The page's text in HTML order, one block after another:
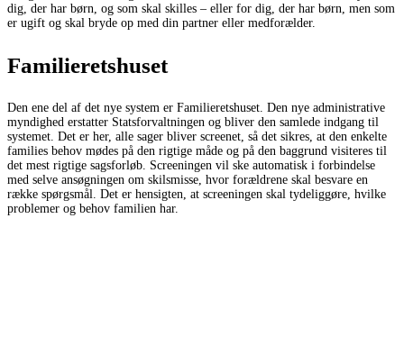
dig, der har børn, og som skal skilles – eller for dig, der har børn, men som
er ugift og skal bryde op med din partner eller medforælder.
Familieretshuset
Den ene del af det nye system er Familieretshuset. Den nye administrative
myndighed erstatter Statsforvaltningen og bliver den samlede indgang til
systemet. Det er her, alle sager bliver screenet, så det sikres, at den enkelte
families behov mødes på den rigtige måde og på den baggrund visiteres til
det mest rigtige sagsforløb. Screeningen vil ske automatisk i forbindelse
med selve ansøgningen om skilsmisse, hvor forældrene skal besvare en
række spørgsmål. Det er hensigten, at screeningen skal tydeliggøre, hvilke
problemer og behov familien har.